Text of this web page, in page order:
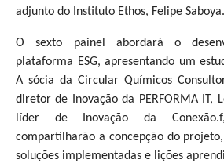
adjunto do Instituto Ethos, Felipe Saboya.
O sexto painel abordará o
plataforma ESG, apresentando um
A sócia da Circular Químicos
diretor de Inovação da PERFORMA IT,
líder de Inovação da
compartilharão a concepção do
soluções implementadas e lições